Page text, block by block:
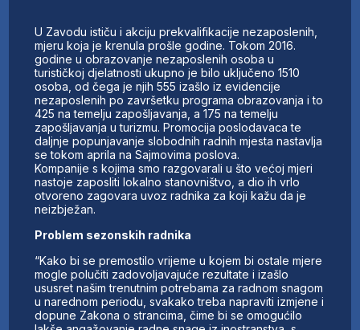
U Zavodu ističu i akciju prekvalifikacije nezaposlenih,
mjeru koja je krenula prošle godine. Tokom 2016.
godine u obrazovanje nezaposlenih osoba u
turističkoj djelatnosti ukupno je bilo uključeno 1510
osoba, od čega je njih 555 izašlo iz evidencije
nezaposlenih po završetku programa obrazovanja i to
425 na temelju zapošljavanja, a 175 na temelju
zapošljavanja u turizmu. Promocija poslodavaca te
daljnje popunjavanje slobodnih radnih mjesta nastavlja
se tokom aprila na Sajmovima poslova.
Kompanije s kojima smo razgovarali u što većoj mjeri
nastoje zaposliti lokalno stanovništvo, a dio ih vrlo
otvoreno zagovara uvoz radnika za koji kažu da je
neizbježan.
Problem sezonskih radnika
“Kako bi se premostilo vrijeme u kojem bi ostale mjere
mogle polučiti zadovoljavajuće rezultate i izašlo
ususret našim trenutnim potrebama za radnom snagom
u narednom periodu, svakako treba napraviti izmjene i
dopune Zakona o strancima, čime bi se omogućilo